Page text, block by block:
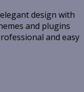
design with
and plugins
and easy